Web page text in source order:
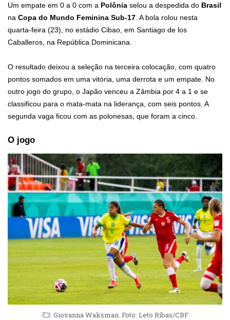
Um empate em 0 a 0 com a Polônia selou a despedida do Brasil
na Copa do Mundo Feminina Sub-17. A bola rolou nesta
quarta-feira (23), no estádio Cibao, em Santiago de los
Caballeros, na República Dominicana.
O resultado deixou a seleção na terceira colocação, com quatro
pontos somados em uma vitória, uma derrota e um empate. No
outro jogo do grupo, o Japão venceu a Zâmbia por 4 a 1 e se
classificou para o mata-mata na liderança, com seis pontos. A
segunda vaga ficou com as polonesas, que foram a cinco.
O jogo
Giovanna Waksman. Foto: Leto Ribas/CBF